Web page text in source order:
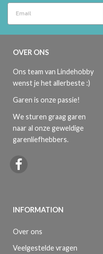
OVER ONS
Ons team van Lindehobby
wenst je het allerbeste :)
Garen is onze passie!
We sturen graag garen
naar al onze geweldige
garenliefhebbers.
INFORMATION
Over ons
Veelgestelde vragen